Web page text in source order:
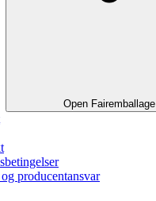
Open Fairemballage
producentansvar